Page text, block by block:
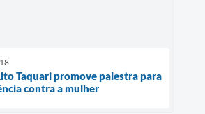
Taquari promove palestra para
contra a mulher